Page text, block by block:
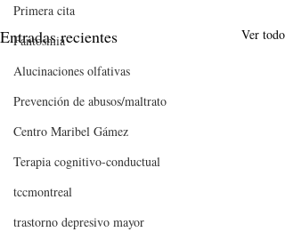
Primera cita
Fantosmia
Alucinaciones olfativas
Prevención de abusos/maltrato
Centro Maribel Gámez
Terapia cognitivo-conductual
tccmontreal
trastorno depresivo mayor
Entradas recientes Ver todo